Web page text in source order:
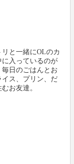
と一緒にOLのカ
入っているのが
日のごはんとお
ス、プリン、だ
お友達。